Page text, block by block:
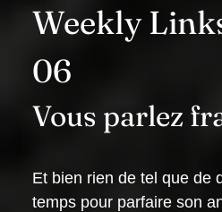
Weekly
06
Vous parlez
Et bien rien de tel que de
temps pour parfaire son